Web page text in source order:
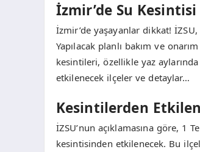
İzmir’de Su Kesintisi
İzmir’de yaşayanlar dikkat!
Yapılacak planlı bakım ve
kesintileri, özellikle yaz
etkilenecek ilçeler ve detaylar…
Kesintilerden
İZSU’nun açıklamasına göre, 1
kesintisinden etkilenecek. Bu